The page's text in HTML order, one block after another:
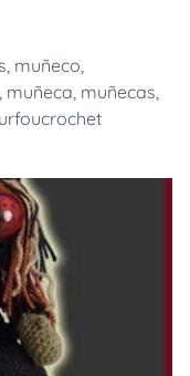
, muñeco,
, muñeca, muñecas,